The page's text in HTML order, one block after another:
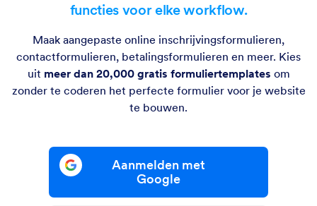
functies voor elke workflow.
Maak aangepaste online inschrijvingsformulieren,
contactformulieren, betalingsformulieren en meer. Kies
uit meer dan 20,000 gratis formuliertemplates om
zonder te coderen het perfecte formulier voor je website
te bouwen.
Aanmelden met
Google